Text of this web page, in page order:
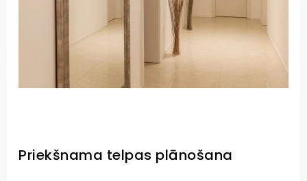
Priekšnama telpas plānošana